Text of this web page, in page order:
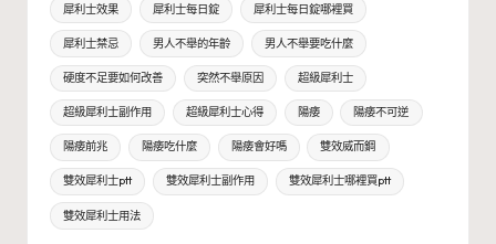
犀利士效果 犀利士每日錠 犀利士每日錠哪裡買
犀利士禁忌 男人不舉的年齡 男人不舉要吃什麼
硬度不足要如何改善 突然不舉原因 超級犀利士
超級犀利士副作用 超級犀利士心得 陽痿 陽痿不可逆
陽痿前兆 陽痿吃什麼 陽痿會好嗎 雙效威而鋼
雙效犀利士ptt 雙效犀利士副作用 雙效犀利士哪裡買ptt
雙效犀利士用法